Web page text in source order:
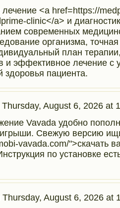
<a href=https://
clinic</a> и
современных
организма, точная
план
и эффективное лечение с
здоровья пациента.
Thursday, August 6, 2026 at
Vavada удобно
Свежую версию
vavada.com/">скачать
по установке
Thursday, August 6, 2026 at